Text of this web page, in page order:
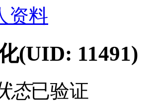
资料
(UID: 11491)
态已验证